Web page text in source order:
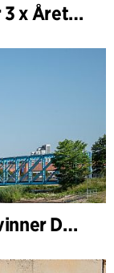
C.F. Møller Architects vinner 3 x Årets Byggnad 2025
Storkeengen (Storkängen) vinner DANVAs Klimatpris 2025 och bygger vidare på ett tidigare arkitektoniskt erkännande